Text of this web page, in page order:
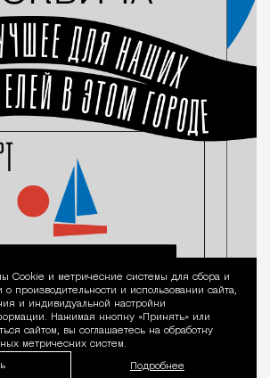
Уведомление
Сookie и метрические системы для сбора и
производительности и использовании сайта,
и индивидуальной настройки
Нажимая кнопку «Принять» или
сайтом, вы соглашаетесь на обработку
метрических систем.
Подробнее